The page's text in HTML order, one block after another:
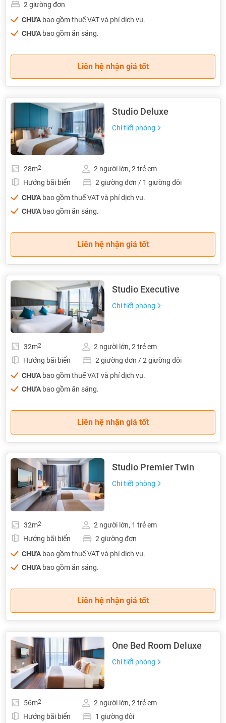
2 giường đơn
CHƯA bao gồm thuế VAT và phí dịch vụ.
CHƯA bao gồm ăn sáng.
Liên hệ nhận giá tốt
Studio Deluxe
Chi tiết phòng
28m2
2 người lớn, 2 trẻ em
Hướng bãi biển
2 giường đơn / 1 giường đôi
CHƯAbao gồm thuế VAT và phí dịch vụ.
CHƯAbao gồm ăn sáng.
Liên hệ nhận giá tốt
Studio Executive
Chi tiết phòng
32m2
2 người lớn, 2 trẻ em
Hướng bãi biển
2 giường đơn / 2 giường đôi
CHƯAbao gồm thuế VAT và phí dịch vụ.
CHƯAbao gồm ăn sáng.
Liên hệ nhận giá tốt
Studio Premier Twin
Chi tiết phòng
32m2
2 người lớn, 1 trẻ em
Hướng bãi biển
2 giường đơn
CHƯA bao gồm thuế VAT và phí dịch vụ.
CHƯA bao gồm ăn sáng.
Liên hệ nhận giá tốt
One Bed Room Deluxe
Chi tiết phòng
56m2
2 người lớn, 2 trẻ em
Hướng bãi biển
1 giường đôi